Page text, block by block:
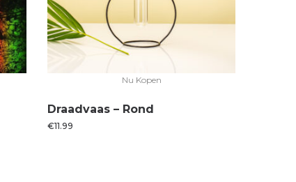
Nu Kopen
Draadvaas – Rond
€11.99